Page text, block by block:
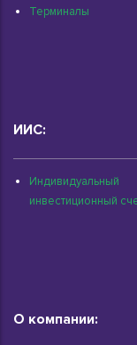
Терминалы
ИИС:
Индивидуальный
инвестиционный
О компании: